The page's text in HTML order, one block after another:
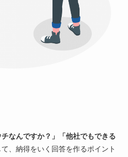
チなんですか？」「他社でもできる
て、納得をいく回答を作るポイント